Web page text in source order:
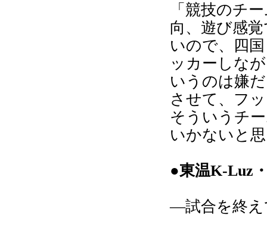
「競技のチ
向、遊び感
いので、四
ッカーしな
いうのは嫌
させて、フ
そういうチ
いかないと
●東温K-Luz
―試合を終え